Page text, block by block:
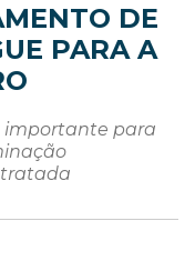
DE
PARA A
importante para